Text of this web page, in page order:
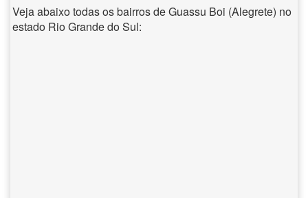
Veja abaixo todas os bairros de Guassu Boi (Alegrete) no
estado Rio Grande do Sul: